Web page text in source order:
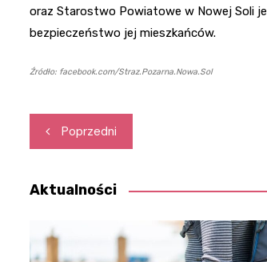
oraz Starostwo Powiatowe w Nowej Soli
bezpieczeństwo jej mieszkańców.
Źródło: facebook.com/Straz.Pozarna.Nowa.Sol
Nawigacja
wpisu
Poprzedni
Aktualności